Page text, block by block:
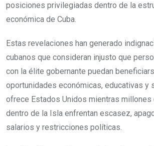
posiciones privilegiadas dentro de la
económica de Cuba.
Estas revelaciones han generado
cubanos que consideran injusto que
con la élite gobernante puedan
oportunidades económicas, educativas y
ofrece Estados Unidos mientras millones
dentro de la Isla enfrentan escasez,
salarios y restricciones políticas.